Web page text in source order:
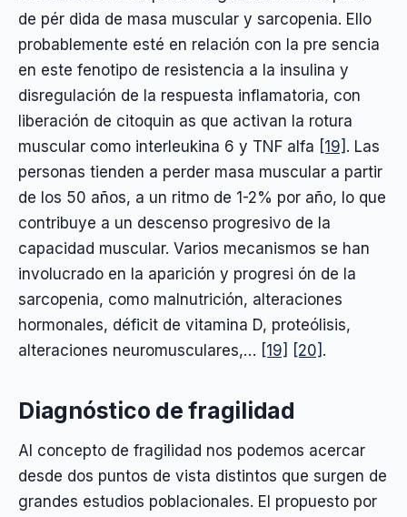
de pér dida de masa muscular y sarcopenia. Ello
probablemente esté en relación con la pre sencia
en este fenotipo de resistencia a la insulina y
disregulación de la respuesta inflamatoria, con
liberación de citoquin as que activan la rotura
muscular como interleukina 6 y TNF alfa [19] . Las
personas tienden a perder masa muscular a partir
de los 50 años, a un ritmo de 1-2% por año, lo que
contribuye a un descenso progresivo de la
capacidad muscular. Varios mecanismos se han
involucrado en la aparición y progresi ón de la
sarcopenia, como malnutrición, alteraciones
hormonales, déficit de vitamina D, proteólisis,
alteraciones neuromusculares,… [19] [20] .
Diagnóstico de fragilidad
Al concepto de fragilidad nos podemos acercar
desde dos puntos de vista distintos que surgen de
grandes estudios poblacionales. El propuesto por